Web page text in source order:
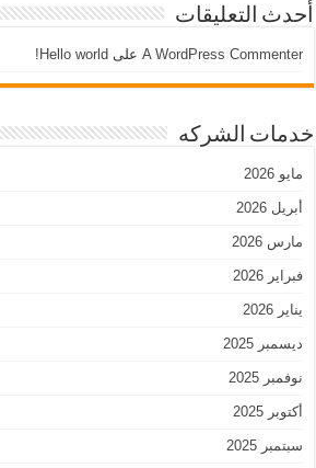
أحدث التعليقات
A WordPress Commenter علىHello world!
خدمات الشركه
مايو 2026
أبريل 2026
مارس 2026
فبراير 2026
يناير 2026
ديسمبر 2025
نوفمبر 2025
أكتوبر 2025
سبتمبر 2025